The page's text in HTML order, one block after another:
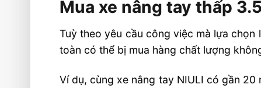
Mua xe nâng tay thấp
Tuỳ theo yêu cầu công việc mà lựa
toàn có thể bị mua hàng chất lượng
Ví dụ, cùng xe nâng tay NIULI có gần